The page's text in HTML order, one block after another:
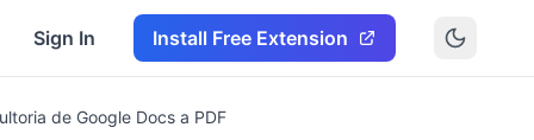
Sign In Install Free Extension
de Google Docs a PDF